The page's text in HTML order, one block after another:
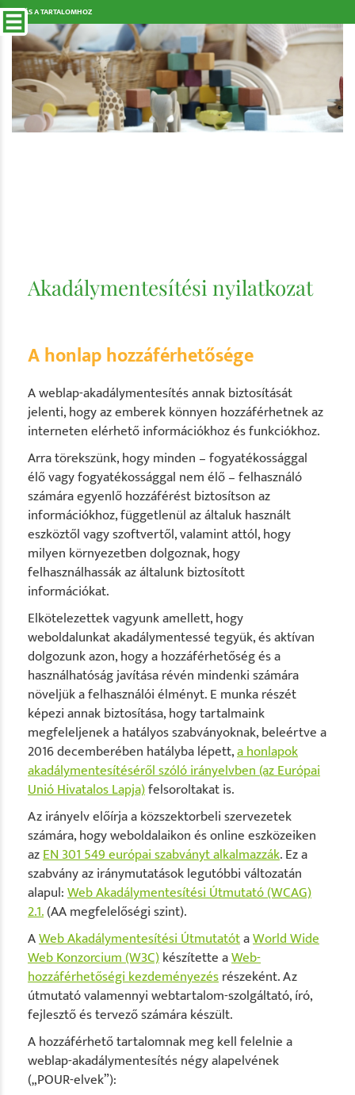
UGRÁS A TARTALOMHOZ
Akadálymentesítési nyilatkozat
A honlap hozzáférhetősége
A weblap-akadálymentesítés annak biztosítását
jelenti, hogy az emberek könnyen hozzáférhetnek az
interneten elérhető információkhoz és funkciókhoz.
Arra törekszünk, hogy minden – fogyatékossággal
élő vagy fogyatékossággal nem élő – felhasználó
számára egyenlő hozzáférést biztosítson az
információkhoz, függetlenül az általuk használt
eszköztől vagy szoftvertől, valamint attól, hogy
milyen környezetben dolgoznak, hogy
felhasználhassák az általunk biztosított
információkat.
Elkötelezettek vagyunk amellett, hogy
weboldalunkat akadálymentessé tegyük, és aktívan
dolgozunk azon, hogy a hozzáférhetőség és a
használhatóság javítása révén mindenki számára
növeljük a felhasználói élményt. E munka részét
képezi annak biztosítása, hogy tartalmaink
megfeleljenek a hatályos szabványoknak, beleértve a
2016 decemberében hatályba lépett,a honlapok
akadálymentesítéséről szóló irányelvben (az Európai
Unió Hivatalos Lapja)felsoroltakat is.
Az irányelv előírja a közszektorbeli szervezetek
számára, hogy weboldalaikon és online eszközeiken
azEN 301 549 európai szabványt alkalmazzák. Ez a
szabvány az iránymutatások legutóbbi változatán
alapul:Web Akadálymentesítési Útmutató (WCAG)
2.1.(AA megfelelőségi szint).
AWeb Akadálymentesítési ÚtmutatótaWorld Wide
Web Konzorcium (W3C)készítette aWeb-
hozzáférhetőségi kezdeményezésrészeként. Az
útmutató valamennyi webtartalom-szolgáltató, író,
fejlesztő és tervező számára készült.
A hozzáférhető tartalomnak meg kell felelnie a
weblap-akadálymentesítés négy alapelvének
(„POUR-elvek”):